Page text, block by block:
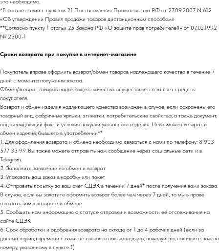
*В соответствии с пунктом 21 Постановления Правительства РФ от 27.09.2007 N 612
«Об утверждении Правил продажи товаров дистанционным способом»
**Согласно пункту 1 статьи 25 Закона РФ «О защите прав потребителей» от 07.02.1992
№ 2300-1
Сроки возврата при покупке в интернет-магазине
Покупатель вправе оформить возврат/обмен товаров надлежащего качества в течение 7
дней с момента получения заказа.
Обмен/возврат товаров надлежащего качества осуществляется за счет средств
покупателя.
Возврат и обмен изделия надлежащего качества возможен в случае, если сохранены его
товарный вид, фабричные ярлыки, этикетки, потребительские свойства, а также документ,
подтверждающий факт и условия покупки указанного изделия. Невозможен возврат и
обмен изделия, бывшего в употреблении**
1. Для оформления возврата и обмена необходимо связаться с нами по телефону: 8 903
577 33 99. Вы также можете отправить нам сообщение через социальные сети и в
Telegram.
2. Заполнить заявление на обмен и возврат
3. Упаковать ваш заказ в коробку или пакет
4. Отправить посылку за ваш счет СДЭК в течении 7 дней* после получения вами заказа.
В случае, если вы захотите оформить возврат более чем через 7 дней, то мы в праве
отказать вам в возврате и обмене
5. Сообщить нам информацию о статусе отправки и возможности её отслеживания на
сайте СДЭК
6. Срок обработки и одобрения возврата на складе от 1 до 4 рабочих дней (если за
данный период времени с вами не связался наш менеджер, пожалуйста, напишите нам по
номеру, указанному в пункте 1)
НАПИСАТЬ В TELEGRAM
НОВИНКИ ЭТОГО СЕЗОНА!